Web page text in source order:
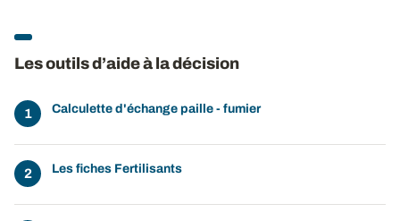
Les outils d’aide à la décision
Calculette d'échange paille - fumier
Les fiches Fertilisants